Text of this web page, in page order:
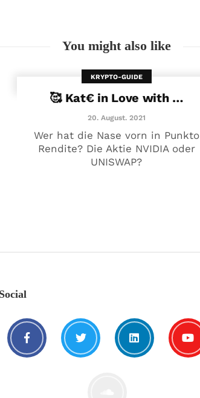
20. August. 2021
You might also like
KRYPTO-GUIDE
🥰 Kat€ in Love with …
20. August. 2021
Wer hat die Nase vorn in Punkto
Rendite? Die Aktie NVIDIA oder
UNISWAP?
Social